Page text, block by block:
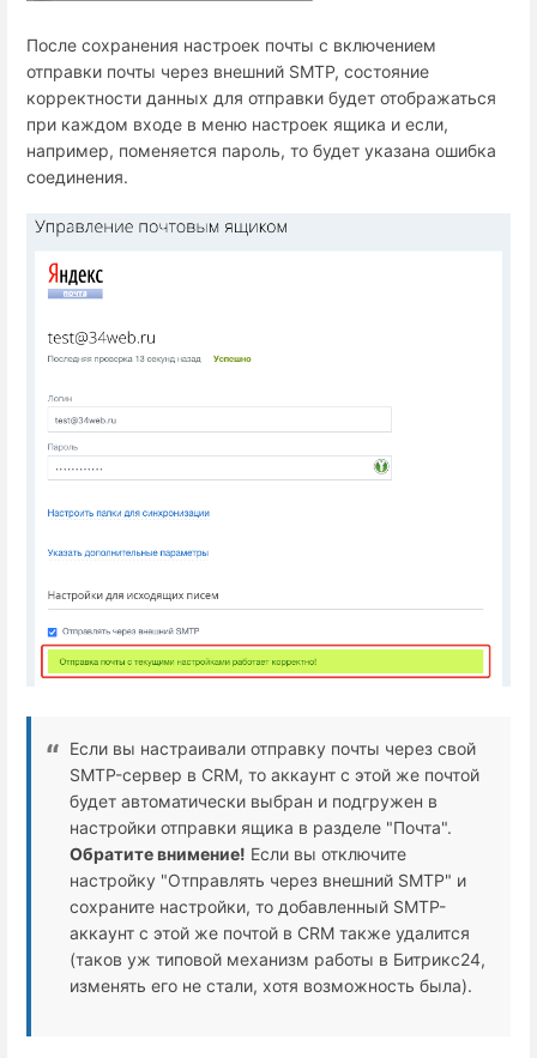
После сохранения настроек почты с включением
отправки почты через внешний SMTP, состояние
корректности данных для отправки будет отображаться
при каждом входе в меню настроек ящика и если,
например, поменяется пароль, то будет указана ошибка
соединения.
Если вы настраивали отправку почты через свой
SMTP-сервер в CRM, то аккаунт с этой же почтой
будет автоматически выбран и подгружен в
настройки отправки ящика в разделе "Почта".
Обратите внимение! Если вы отключите
настройку "Отправлять через внешний SMTP" и
сохраните настройки, то добавленный SMTP-
аккаунт с этой же почтой в CRM также удалится
(таков уж типовой механизм работы в Битрикс24,
изменять его не стали, хотя возможность была).